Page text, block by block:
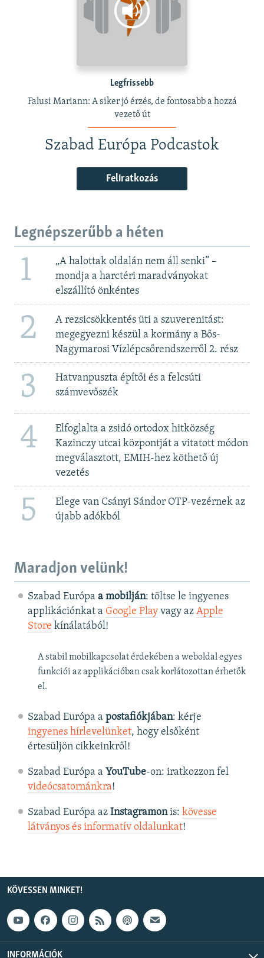
Legfrissebb
Falusi Mariann: A siker jó érzés, de fontosabb a hozzá
vezető út
Szabad Európa Podcastok
Feliratkozás
Legnépszerűbb a héten
1
„A halottak oldalán nem áll senki” –
mondja a harctéri maradványokat
elszállító önkéntes
2
A rezsicsökkentés üti a szuverenitást:
megegyezni készül a kormány a Bős-
Nagymarosi Vízlépcsőrendszerről 2. rész
3
Hatvanpuszta építői és a felcsúti
számvevőszék
4
Elfoglalta a zsidó ortodox hitközség
Kazinczy utcai központját a vitatott módon
megválasztott, EMIH-hez köthető új
vezetés
5
Elege van Csányi Sándor OTP-vezérnek az
újabb adókból
Maradjon velünk!
Szabad Európa a mobilján: töltse le ingyenes
applikációnkat a Google Playvagy az Apple
Store kínálatából!
A stabil mobilkapcsolat érdekében a weboldal egyes
funkciói az applikációban csak korlátozottan érhetők
el.
Szabad Európa a postafiókjában: kérje
ingyenes hírlevelünket, hogy elsőként
értesüljön cikkeinkről!
Szabad Európa a YouTube-on: iratkozzon fel
videócsatornánkra!
Szabad Európa az Instagramonis: kövesse
látványos és informatív oldalunkat! ​
KÖVESSEN MINKET!
INFORMÁCIÓK